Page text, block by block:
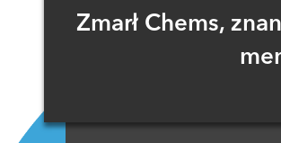
Zmarł Chems,